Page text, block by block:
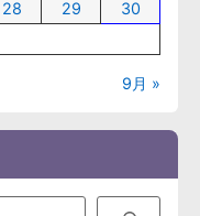
28 29
30
9月 »